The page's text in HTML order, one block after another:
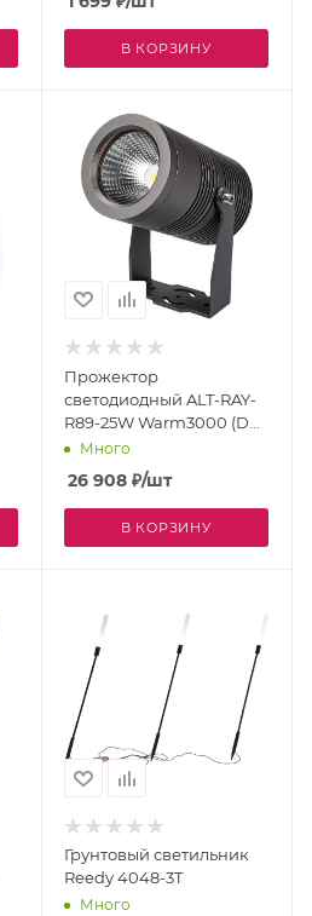
В КОРЗИНУ
Прожектор
светодиодный ALT-RAY-
R89-25W Warm3000 (DG,
24 deg, 230V) (Arlight,
IP67 Металл, 3 года)
026448
Много
26 908₽/шт
В КОРЗИНУ
Грунтовый светильник
Reedy 4048-3T
Много